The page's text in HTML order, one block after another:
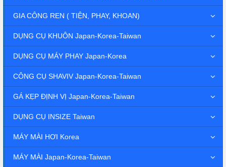
GIA CÔNG REN ( TIỆN, PHAY, KHOAN)
DỤNG CỤ KHUÔN Japan-Korea-Taiwan
DỤNG CỤ MÁY PHAY Japan-Korea
CÔNG CỤ SHAVIV Japan-Korea-Taiwan
GÁ KẸP ĐỊNH VỊ Japan-Korea-Taiwan
DỤNG CỤ INSIZE Taiwan
MÁY MÀI HƠI Korea
MÁY MÀI Japan-Korea-Taiwan